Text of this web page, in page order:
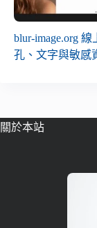
blur-image.org
孔、文字與敏感
關於本站